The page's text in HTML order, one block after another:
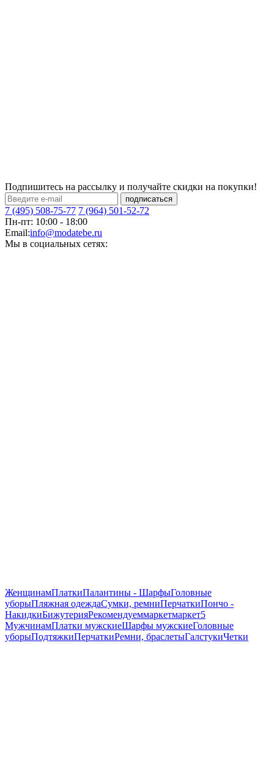
Подпишитесь на рассылку и получайте скидки на покупки!
подписаться
7 (495) 508-75-77 7 (964) 501-52-72
Пн-пт: 10:00 - 18:00
Email:info@modatebe.ru
Мы в социальных сетях:
ЖенщинамПлаткиПалантины - ШарфыГоловные
уборыПляжная одеждаСумки, ремниПерчаткиПончо -
НакидкиБижутерияРекомендуеммаркетмаркет5
МужчинамПлатки мужскиеШарфы мужскиеГоловные
уборыПодтяжкиПерчаткиРемни, браслетыГалстукиЧетки